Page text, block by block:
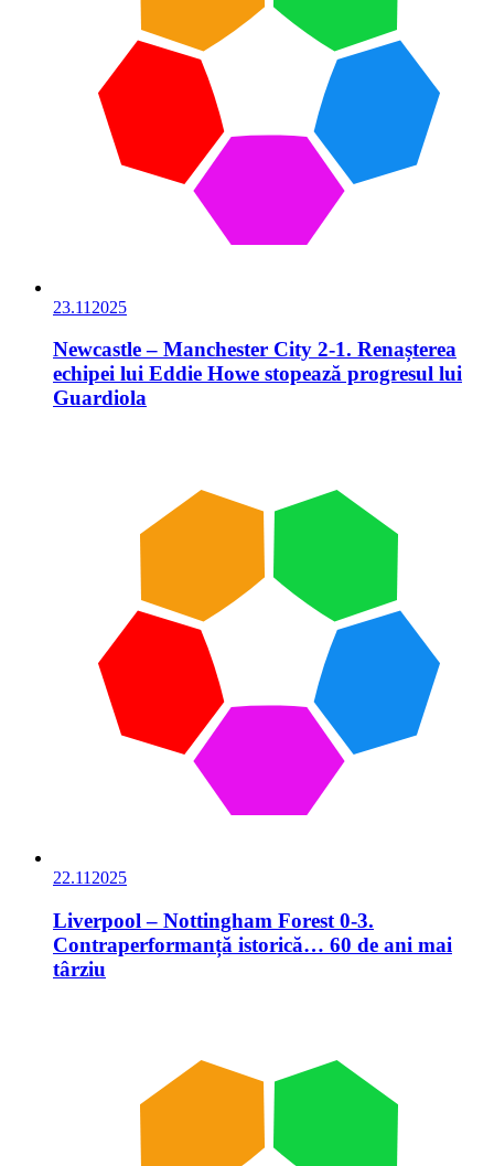
23.11 2025
Newcastle – Manchester City 2-1. Renașterea
echipei lui Eddie Howe stopează progresul lui
Guardiola
22.11 2025
Liverpool – Nottingham Forest 0-3.
Contraperformanță istorică… 60 de ani mai
târziu